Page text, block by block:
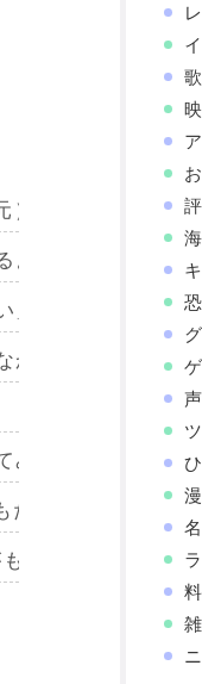
」を開催！
な
」←何でこの主張
かったのが原因ら
みた！気づけば
たらす極上の恐怖
たらした真の恐
たらした恐怖の革